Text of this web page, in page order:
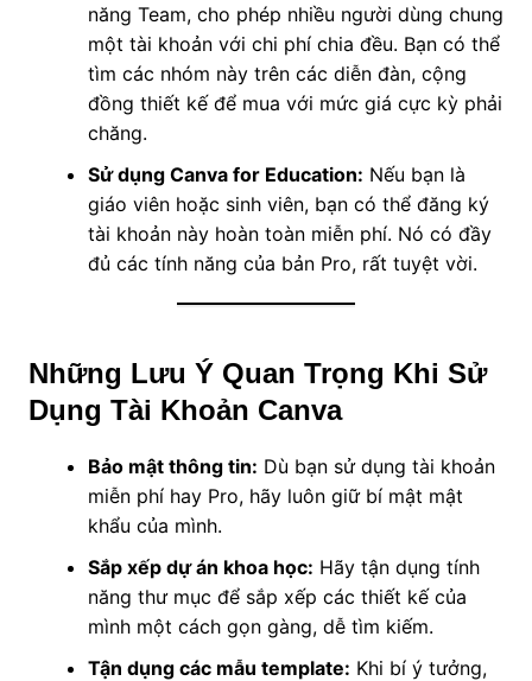
năng Team, cho phép nhiều người dùng chung
một tài khoản với chi phí chia đều. Bạn có thể
tìm các nhóm này trên các diễn đàn, cộng
đồng thiết kế để mua với mức giá cực kỳ phải
chăng.
Sử dụng Canva for Education: Nếu bạn là
giáo viên hoặc sinh viên, bạn có thể đăng ký
tài khoản này hoàn toàn miễn phí. Nó có đầy
đủ các tính năng của bản Pro, rất tuyệt vời.
Những Lưu Ý Quan Trọng Khi Sử
Dụng Tài Khoản Canva
Bảo mật thông tin: Dù bạn sử dụng tài khoản
miễn phí hay Pro, hãy luôn giữ bí mật mật
khẩu của mình.
Sắp xếp dự án khoa học: Hãy tận dụng tính
năng thư mục để sắp xếp các thiết kế của
mình một cách gọn gàng, dễ tìm kiếm.
Tận dụng các mẫu template: Khi bí ý tưởng,